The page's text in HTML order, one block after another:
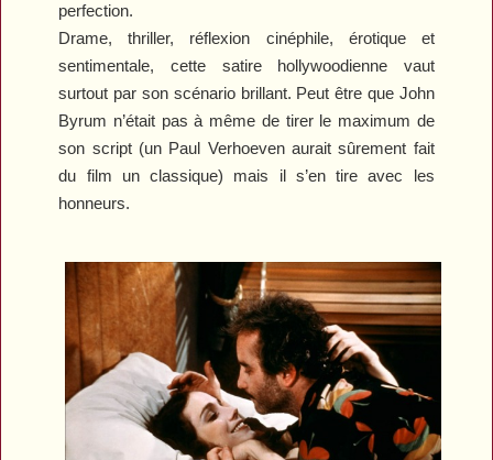
perfection.
Drame, thriller, réflexion cinéphile, érotique et
sentimentale, cette satire hollywoodienne vaut
surtout par son scénario brillant. Peut être que John
Byrum n’était pas à même de tirer le maximum de
son script (un Paul Verhoeven aurait sûrement fait
du film un classique) mais il s’en tire avec les
honneurs.